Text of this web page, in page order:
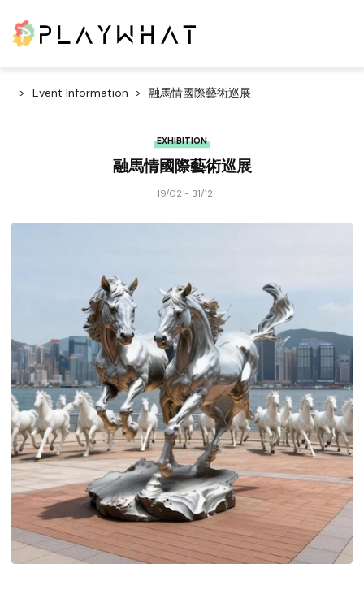
Event Information 融馬情國際藝術巡展
EXHIBITION
融馬情國際藝術巡展
19/02 - 31/12